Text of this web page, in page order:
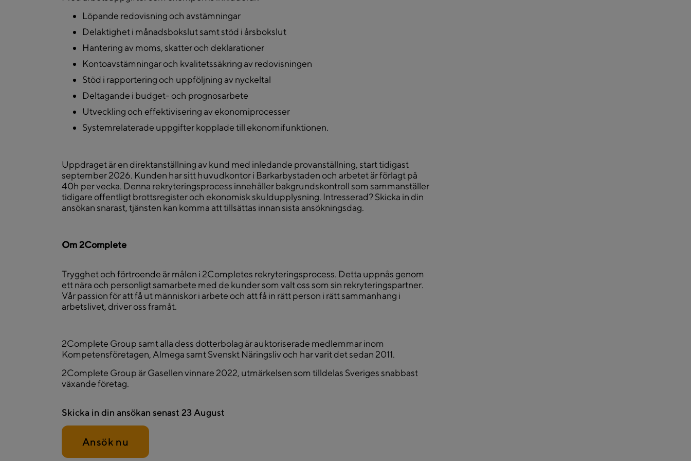
Löpande redovisning och avstämningar
Delaktighet i månadsbokslut samt stöd i årsbokslut
Hantering av moms, skatter och deklarationer
Kontoavstämningar och kvalitetssäkring av redovisningen
Stöd i rapportering och uppföljning av nyckeltal
Deltagande i budget- och prognosarbete
Utveckling och effektivisering av ekonomiprocesser
Systemrelaterade uppgifter kopplade till ekonomifunktionen.
Uppdraget är en direktanställning av kund med inledande provanställning, start tidigast
september 2026. Kunden har sitt huvudkontor i Barkarbystaden och arbetet är förlagt på
40h per vecka. Denna rekryteringsprocess innehåller bakgrundskontroll som sammanställer
tidigare offentligt brottsregister och ekonomisk skuldupplysning. Intresserad? Skicka in din
ansökan snarast, tjänsten kan komma att tillsättas innan sista ansökningsdag.
Om 2Complete
Trygghet och förtroende är målen i 2Completes rekryteringsprocess. Detta uppnås genom
ett nära och personligt samarbete med de kunder som valt oss som sin rekryteringspartner.
Vår passion för att få ut människor i arbete och att få in rätt person i rätt sammanhang i
arbetslivet, driver oss framåt.
2Complete Group samt alla dess dotterbolag är auktoriserade medlemmar inom
Kompetensföretagen, Almega samt Svenskt Näringsliv och har varit det sedan 2011.
2Complete Group är Gasellen vinnare 2022, utmärkelsen som tilldelas Sveriges snabbast
växande företag.
Skicka in din ansökan senast 23 August
Ansök nu